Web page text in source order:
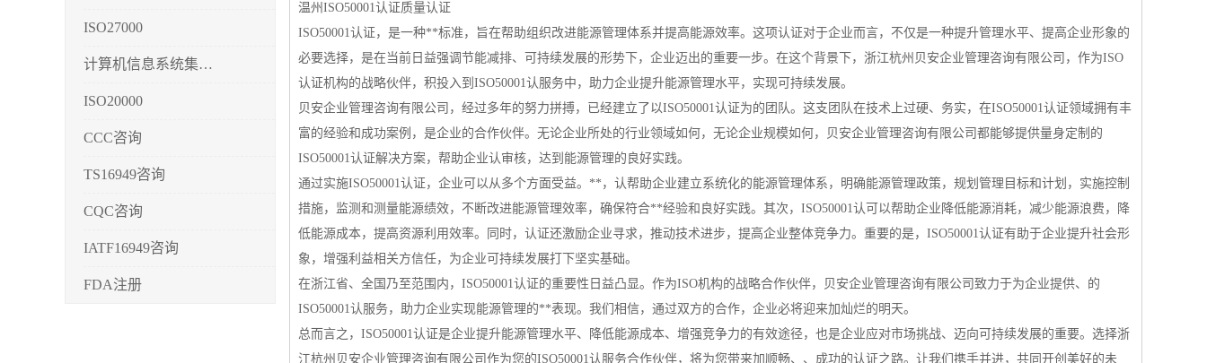
ISO27000
计算机信息系统集成3/4/5
ISO20000
CCC咨询
TS16949咨询
CQC咨询
IATF16949咨询
FDA注册
温州ISO50001认证质量认证
ISO50001认证，是一种**标准，旨在帮助组织改进能源管理体系并提高能源效率。这项认证对于企业而言，不仅是一种提升管理水平、提高企业形象的
必要选择，是在当前日益强调节能减排、可持续发展的形势下，企业迈出的重要一步。在这个背景下，浙江杭州贝安企业管理咨询有限公司，作为ISO
认证机构的战略伙伴，积投入到ISO50001认服务中，助力企业提升能源管理水平，实现可持续发展。
贝安企业管理咨询有限公司，经过多年的努力拼搏，已经建立了以ISO50001认证为的团队。这支团队在技术上过硬、务实，在ISO50001认证领域拥有丰
富的经验和成功案例，是企业的合作伙伴。无论企业所处的行业领域如何，无论企业规模如何，贝安企业管理咨询有限公司都能够提供量身定制的
ISO50001认证解决方案，帮助企业认审核，达到能源管理的良好实践。
通过实施ISO50001认证，企业可以从多个方面受益。**，认帮助企业建立系统化的能源管理体系，明确能源管理政策，规划管理目标和计划，实施控制
措施，监测和测量能源绩效，不断改进能源管理效率，确保符合**经验和良好实践。其次，ISO50001认可以帮助企业降低能源消耗，减少能源浪费，降
低能源成本，提高资源利用效率。同时，认证还激励企业寻求，推动技术进步，提高企业整体竞争力。重要的是，ISO50001认证有助于企业提升社会形
象，增强利益相关方信任，为企业可持续发展打下坚实基础。
在浙江省、全国乃至范围内，ISO50001认证的重要性日益凸显。作为ISO机构的战略合作伙伴，贝安企业管理咨询有限公司致力于为企业提供、的
ISO50001认服务，助力企业实现能源管理的**表现。我们相信，通过双方的合作，企业必将迎来加灿烂的明天。
总而言之，ISO50001认证是企业提升能源管理水平、降低能源成本、增强竞争力的有效途径，也是企业应对市场挑战、迈向可持续发展的重要。选择浙
江杭州贝安企业管理咨询有限公司作为您的ISO50001认服务合作伙伴，将为您带来加顺畅、、成功的认证之路。让我们携手并进，共同开创美好的未